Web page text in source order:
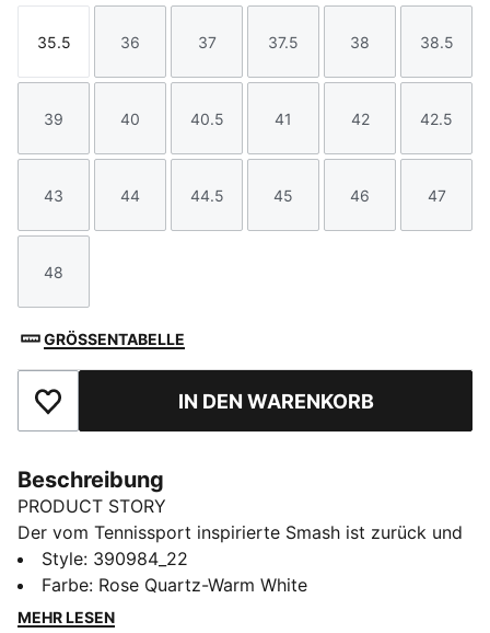
Größe
35.5
Größe
36
Größe
37
Größe
37.5
Größe
38
Größe
38.5
Größe
39
Größe
40
Größe
40.5
Größe
41
Größe
42
Größe
42.5
Größe
43
Größe
44
Größe
44.5
Größe
45
Größe
46
Größe
47
Größe
48
GRÖSSENTABELLE
Zu Favoriten hinzufügenIN DEN WARENKORB
Beschreibung
PRODUCT STORY
Der vom Tennissport inspirierte Smash ist zurück und
besser denn je – mit seiner klassischen Silhouette,
langen, klaren Linien und verbesserten gepolsterten
Schuhkragen sowie Innensohlen.
Style: 390984_22
Farbe: Rose Quartz-Warm White
MEHR LESEN